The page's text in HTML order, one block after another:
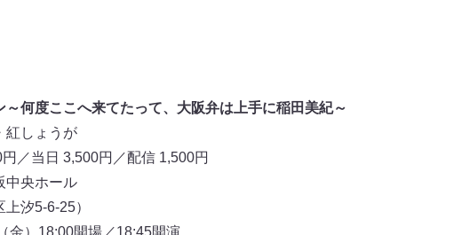
～何度ここへ来てたって、大阪弁は上手に稲田美紀～
紅しょうが
／当日 3,500円／配信 1,500円
中央ホール
上汐5-6-25）